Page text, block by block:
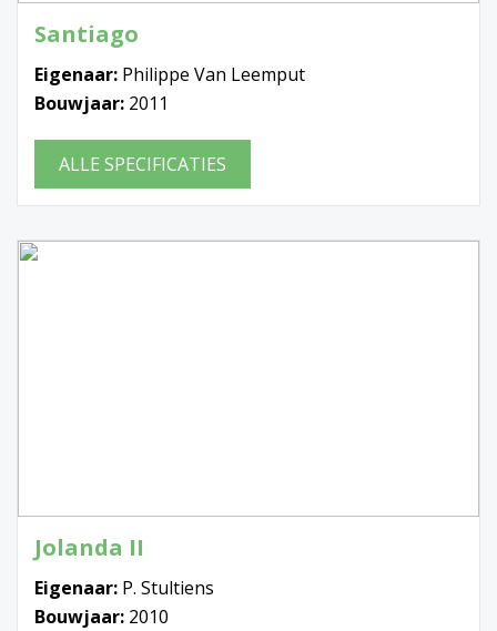
Santiago
Eigenaar: Philippe Van Leemput
Bouwjaar: 2011
ALLE SPECIFICATIES
Jolanda II
Eigenaar: P. Stultiens
Bouwjaar: 2010